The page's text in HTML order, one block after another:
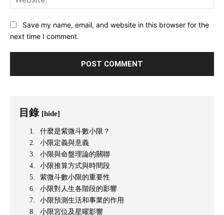
Save my name, email, and website in this browser for the
next time I comment.
目錄 [hide]
什麼是紫微斗數小限？
小限定義與意義
小限與命盤理論的關聯
小限推算方式與時間段
紫微斗數小限的重要性
小限對人生各階段的影響
小限預測生活和事業的作用
小限宮位及星曜影響